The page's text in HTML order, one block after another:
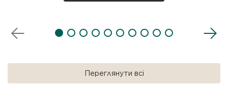
Переглянути всі